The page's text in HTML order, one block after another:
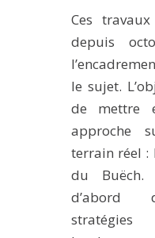
Ces
depuis
le sujet.
de mettre
approche
terrain réel :
du Buëch.
d’abord
stratégies